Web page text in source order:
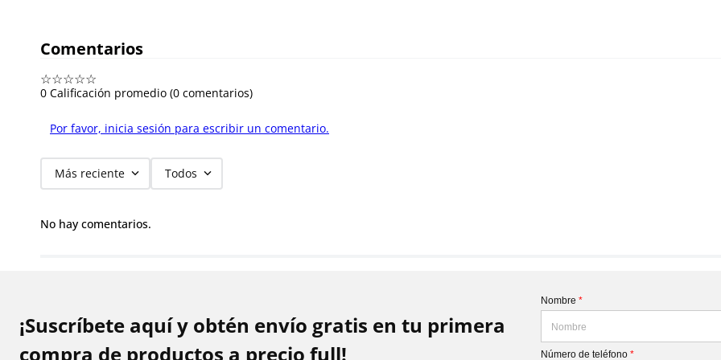
Comentarios
☆☆☆☆☆
0 Calificación promedio (0 comentarios)
Por favor, inicia sesión para escribir un comentario.
Más reciente Todos
No hay comentarios.
¡Suscríbete aquí y obtén envío gratis en tu primera
compra de productos a precio full!
Nombre *
Número de teléfono *